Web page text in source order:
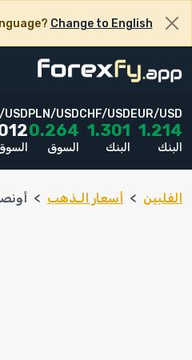
Change to English
EUR/USD
1.214
البنك
CHF/USD
1.301
البنك
PLN/USD
0.264
السوق
USD
الفلبين أسعار الـذهب